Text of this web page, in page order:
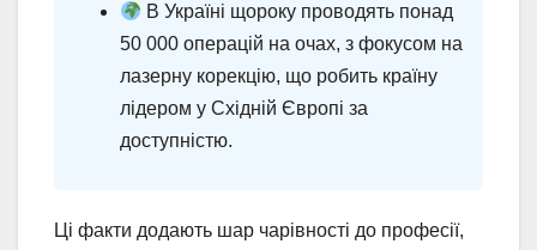
В Україні щороку проводять понад
50 000 операцій на очах, з фокусом на
лазерну корекцію, що робить країну
лідером у Східній Європі за
доступністю.
Ці факти додають шар чарівності до професії,